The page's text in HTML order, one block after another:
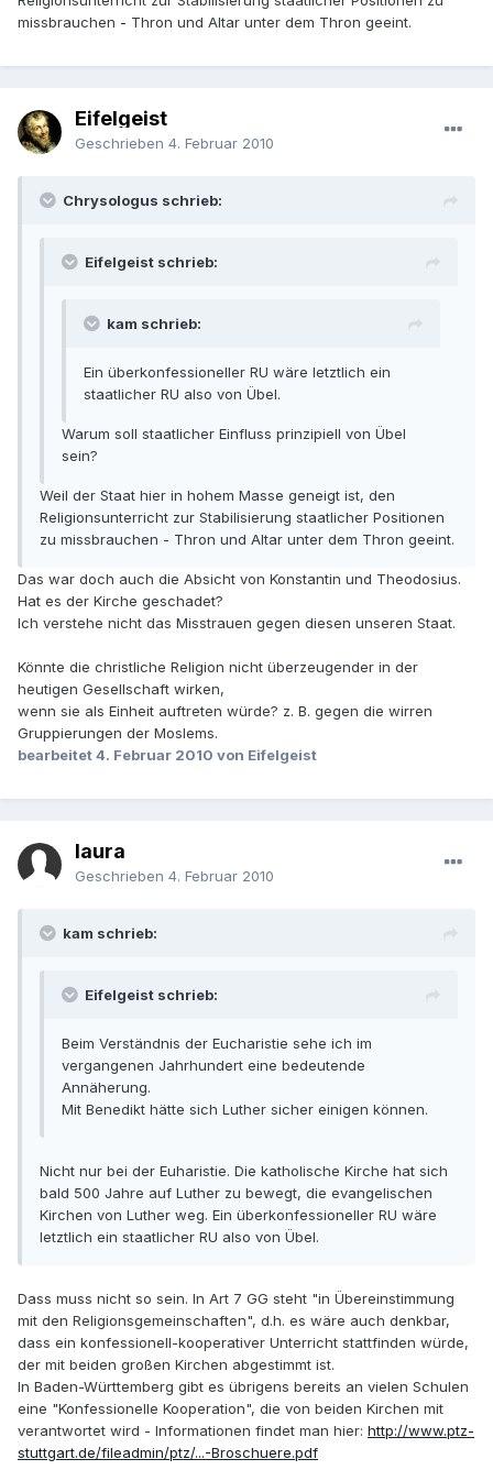
missbrauchen - Thron und Altar unter dem Thron geeint.
Eifelgeist
Geschrieben 4. Februar 2010
Chrysologus schrieb:
Eifelgeist schrieb:
kam schrieb:
Ein überkonfessioneller RU wäre letztlich ein
staatlicher RU also von Übel.
Warum soll staatlicher Einfluss prinzipiell von Übel
sein?
Weil der Staat hier in hohem Masse geneigt ist, den
Religionsunterricht zur Stabilisierung staatlicher Positionen
zu missbrauchen - Thron und Altar unter dem Thron geeint.
Das war doch auch die Absicht von Konstantin und Theodosius.
Hat es der Kirche geschadet?
Ich verstehe nicht das Misstrauen gegen diesen unseren Staat.
Könnte die christliche Religion nicht überzeugender in der
heutigen Gesellschaft wirken,
wenn sie als Einheit auftreten würde? z. B. gegen die wirren
Gruppierungen der Moslems.
bearbeitet4. Februar 2010 von Eifelgeist
laura
Geschrieben 4. Februar 2010
kam schrieb:
Eifelgeist schrieb:
Beim Verständnis der Eucharistie sehe ich im
vergangenen Jahrhundert eine bedeutende
Annäherung.
Mit Benedikt hätte sich Luther sicher einigen können.
Nicht nur bei der Euharistie. Die katholische Kirche hat sich
bald 500 Jahre auf Luther zu bewegt, die evangelischen
Kirchen von Luther weg. Ein überkonfessioneller RU wäre
letztlich ein staatlicher RU also von Übel.
Dass muss nicht so sein. In Art 7 GG steht "in Übereinstimmung
mit den Religionsgemeinschaften", d.h. es wäre auch denkbar,
dass ein konfessionell-kooperativer Unterricht stattfinden würde,
der mit beiden großen Kirchen abgestimmt ist.
In Baden-Württemberg gibt es übrigens bereits an vielen Schulen
eine "Konfessionelle Kooperation", die von beiden Kirchen mit
verantwortet wird - Informationen findet man hier: http://www.ptz-
stuttgart.de/fileadmin/ptz/...-Broschuere.pdf